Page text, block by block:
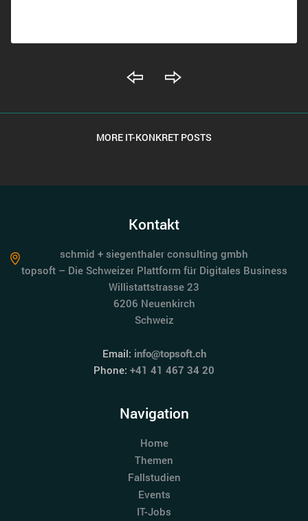
MORE IT-KONKRET POSTS
Kontakt
schmid + siegenthaler consulting gmbh
topsoft – Die Schweizer Plattform für Digitales Business
Willistattstrasse 23
6206 Neuenkirch
Schweiz
Email: info@topsoft.ch
Phone: +41 41 467 34 20
Navigation
Home
Themen
Fallstudien
Events
IT-Jobs